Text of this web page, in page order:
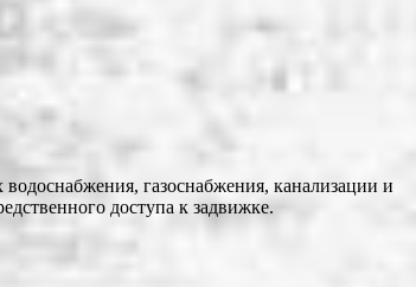
газоснабжения, канализации и
доступа к задвижке.